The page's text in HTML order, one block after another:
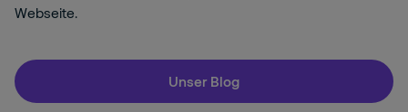
Webseite.
Unser Blog